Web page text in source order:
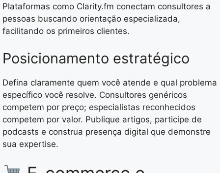
Plataformas como Clarity.fm conectam consultores a
pessoas buscando orientação especializada,
facilitando os primeiros clientes.
Posicionamento estratégico
Defina claramente quem você atende e qual problema
específico você resolve. Consultores genéricos
competem por preço; especialistas reconhecidos
competem por valor. Publique artigos, participe de
podcasts e construa presença digital que demonstre
sua expertise.